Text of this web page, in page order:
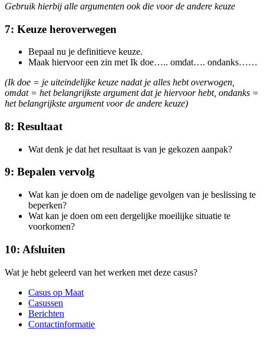
Gebruik hierbij alle argumenten ook die voor de andere keuze
7: Keuze heroverwegen
Bepaal nu je definitieve keuze.
Maak hiervoor een zin met Ik doe….. omdat…. ondanks……
(Ik doe = je uiteindelijke keuze nadat je alles hebt overwogen,
omdat = het belangrijkste argument dat je hiervoor hebt, ondanks =
het belangrijkste argument voor de andere keuze)
8: Resultaat
Wat denk je dat het resultaat is van je gekozen aanpak?
9: Bepalen vervolg
Wat kan je doen om de nadelige gevolgen van je beslissing te
beperken?
Wat kan je doen om een dergelijke moeilijke situatie te
voorkomen?
10: Afsluiten
Wat je hebt geleerd van het werken met deze casus?
Casus op Maat
Casussen
Berichten
Contactinformatie